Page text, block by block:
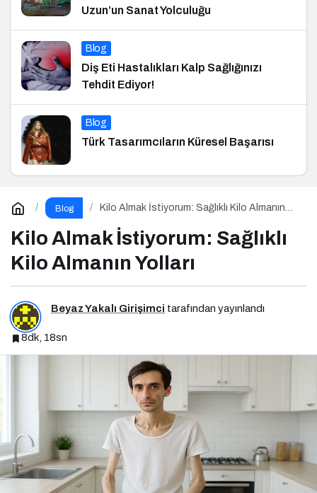
Uzun’un Sanat Yolculuğu
Blog
Diş Eti Hastalıkları Kalp Sağlığınızı
Tehdit Ediyor!
Blog
Türk Tasarımcıların Küresel Başarısı
Blog
Kilo Almak İstiyorum: Sağlıklı Kilo Almanın
Kilo Almak İstiyorum: Sağlıklı
Kilo Almanın Yolları
Beyaz Yakalı Girişimci tarafından yayınlandı
8dk, 18sn